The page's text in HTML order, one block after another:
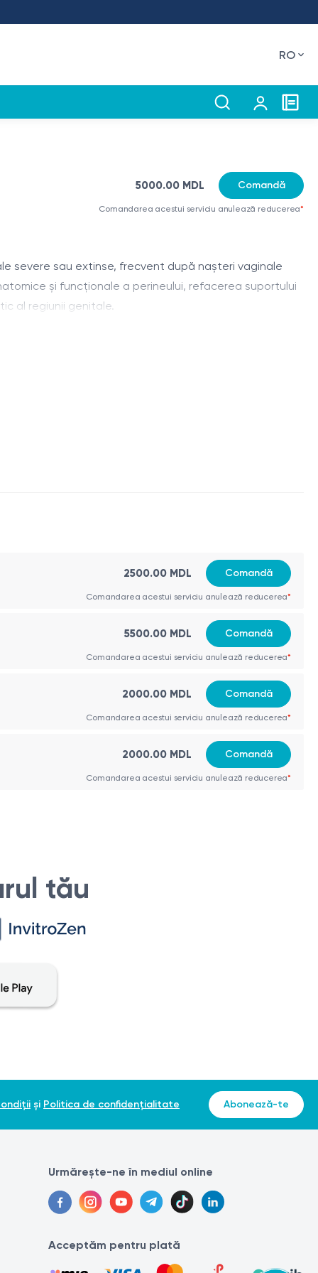
RO
5000.00 MDL Comandă
Comandarea acestui serviciu anulează reducerea*
severe sau extinse, frecvent după nașteri vaginale
și funcționale a perineului, refacerea suportului
al regiunii genitale.
2500.00 MDL Comandă
Comandarea acestui serviciu anulează reducerea*
5500.00 MDL Comandă
Comandarea acestui serviciu anulează reducerea*
2000.00 MDL Comandă
Comandarea acestui serviciu anulează reducerea*
2000.00 MDL Comandă
Comandarea acestui serviciu anulează reducerea*
tău
și Politica de confidențialitate Abonează-te
Urmărește-ne în mediul online
Acceptăm pentru plată